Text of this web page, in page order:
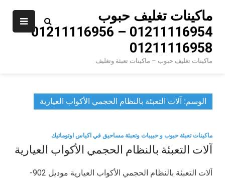
content
ماكينات تغليف حبوب
01211116954 – 01211116956 –
01211116958
ماكينات تغليف حبوب – ماكينات تعبئة وتغليف
الوسم: آلات التعبئة بالنظام الحجمي الأكواب العيارية
ماكينات تعبئة حبوب و حبيبات وتعبئة مساحيق في اكياس اوتوماتيك
آلات التعبئة بالنظام الحجمي الأكواب العيارية
آلات التعبئة بالنظام الحجمي الأكواب العيارية موديل 902-